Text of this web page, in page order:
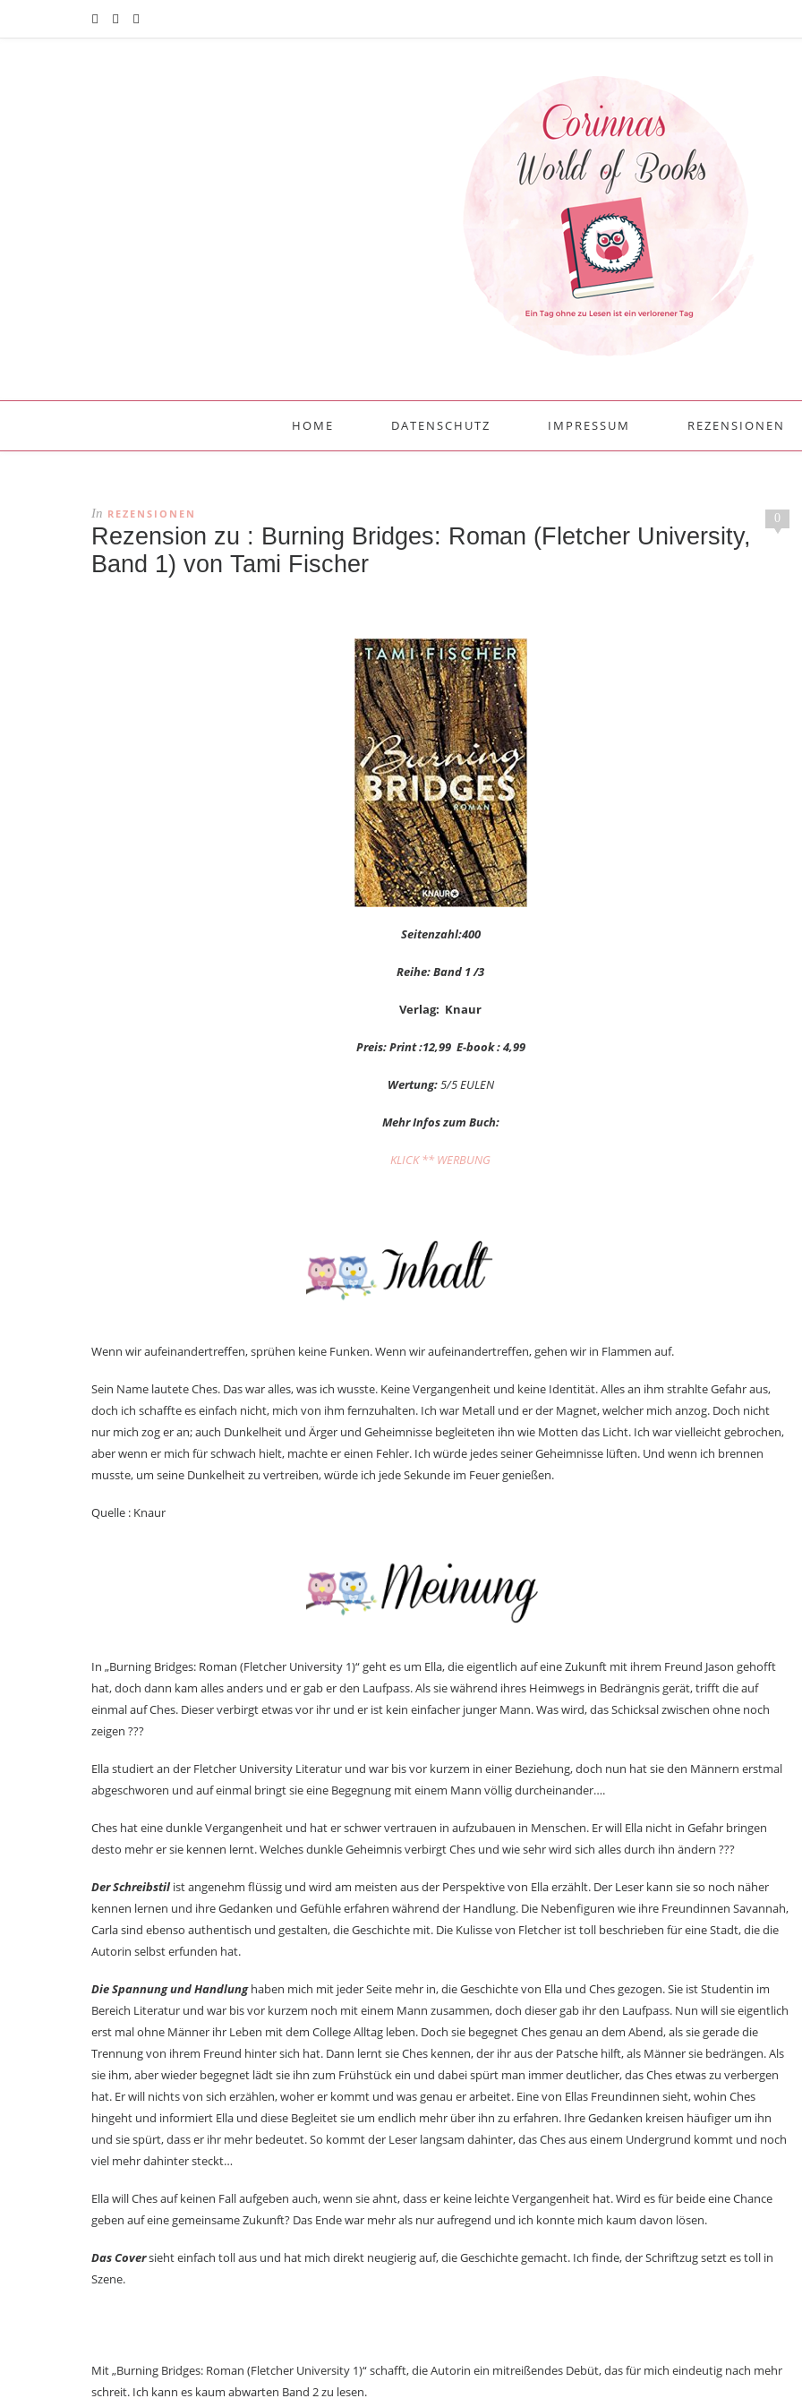
HOME DATENSCHUTZ IMPRESSUM REZENSIONEN
0
In REZENSIONEN
Rezension zu : Burning Bridges: Roman (Fletcher University,
Band 1) von Tami Fischer
Seitenzahl:400
Reihe: Band 1 /3
Verlag: Knaur
Preis: Print :12,99 E-book : 4,99
Wertung:5/5 EULEN
Mehr Infos zum Buch:
KLICK ** WERBUNG
Wenn wir aufeinandertreffen, sprühen keine Funken. Wenn wir aufeinandertreffen, gehen wir in Flammen auf.
Sein Name lautete Ches. Das war alles, was ich wusste. Keine Vergangenheit und keine Identität. Alles an ihm strahlte Gefahr aus,
doch ich schaffte es einfach nicht, mich von ihm fernzuhalten. Ich war Metall und er der Magnet, welcher mich anzog. Doch nicht
nur mich zog er an; auch Dunkelheit und Ärger und Geheimnisse begleiteten ihn wie Motten das Licht. Ich war vielleicht gebrochen,
aber wenn er mich für schwach hielt, machte er einen Fehler. Ich würde jedes seiner Geheimnisse lüften. Und wenn ich brennen
musste, um seine Dunkelheit zu vertreiben, würde ich jede Sekunde im Feuer genießen.
Quelle : Knaur
In „Burning Bridges: Roman (Fletcher University 1)“ geht es um Ella, die eigentlich auf eine Zukunft mit ihrem Freund Jason gehofft
hat, doch dann kam alles anders und er gab er den Laufpass. Als sie während ihres Heimwegs in Bedrängnis gerät, trifft die auf
einmal auf Ches. Dieser verbirgt etwas vor ihr und er ist kein einfacher junger Mann. Was wird, das Schicksal zwischen ohne noch
zeigen ???
Ella studiert an der Fletcher University Literatur und war bis vor kurzem in einer Beziehung, doch nun hat sie den Männern erstmal
abgeschworen und auf einmal bringt sie eine Begegnung mit einem Mann völlig durcheinander….
Ches hat eine dunkle Vergangenheit und hat er schwer vertrauen in aufzubauen in Menschen. Er will Ella nicht in Gefahr bringen
desto mehr er sie kennen lernt. Welches dunkle Geheimnis verbirgt Ches und wie sehr wird sich alles durch ihn ändern ???
Der Schreibstilist angenehm flüssig und wird am meisten aus der Perspektive von Ella erzählt. Der Leser kann sie so noch näher
kennen lernen und ihre Gedanken und Gefühle erfahren während der Handlung. Die Nebenfiguren wie ihre Freundinnen Savannah,
Carla sind ebenso authentisch und gestalten, die Geschichte mit. Die Kulisse von Fletcher ist toll beschrieben für eine Stadt, die die
Autorin selbst erfunden hat.
Die Spannung und Handlunghaben mich mit jeder Seite mehr in, die Geschichte von Ella und Ches gezogen. Sie ist Studentin im
Bereich Literatur und war bis vor kurzem noch mit einem Mann zusammen, doch dieser gab ihr den Laufpass. Nun will sie eigentlich
erst mal ohne Männer ihr Leben mit dem College Alltag leben. Doch sie begegnet Ches genau an dem Abend, als sie gerade die
Trennung von ihrem Freund hinter sich hat. Dann lernt sie Ches kennen, der ihr aus der Patsche hilft, als Männer sie bedrängen. Als
sie ihm, aber wieder begegnet lädt sie ihn zum Frühstück ein und dabei spürt man immer deutlicher, das Ches etwas zu verbergen
hat. Er will nichts von sich erzählen, woher er kommt und was genau er arbeitet. Eine von Ellas Freundinnen sieht, wohin Ches
hingeht und informiert Ella und diese Begleitet sie um endlich mehr über ihn zu erfahren. Ihre Gedanken kreisen häufiger um ihn
und sie spürt, dass er ihr mehr bedeutet. So kommt der Leser langsam dahinter, das Ches aus einem Undergrund kommt und noch
viel mehr dahinter steckt…
Ella will Ches auf keinen Fall aufgeben auch, wenn sie ahnt, dass er keine leichte Vergangenheit hat. Wird es für beide eine Chance
geben auf eine gemeinsame Zukunft? Das Ende war mehr als nur aufregend und ich konnte mich kaum davon lösen.
Das Coversieht einfach toll aus und hat mich direkt neugierig auf, die Geschichte gemacht. Ich finde, der Schriftzug setzt es toll in
Szene.
Mit „Burning Bridges: Roman (Fletcher University 1)“ schafft, die Autorin ein mitreißendes Debüt, das für mich eindeutig nach mehr
schreit. Ich kann es kaum abwarten Band 2 zu lesen.